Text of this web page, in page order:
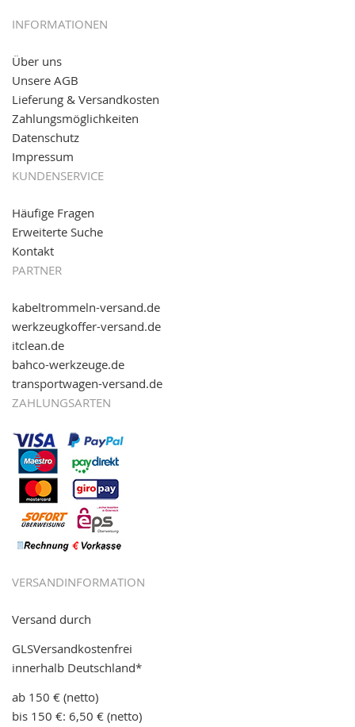
05.09.2016: NEUE Topseller bei
11.08.2016: Gerade entsteht unser "neuer"
Partnershop
Online-Shop für einfaches Transportieren. Einfach
reinschauen...
INFORMATIONEN
Über uns
Unsere AGB
Lieferung & Versandkosten
Zahlungsmöglichkeiten
Datenschutz
Impressum
KUNDENSERVICE
Häufige Fragen
Erweiterte Suche
Kontakt
PARTNER
kabeltrommeln-versand.de
werkzeugkoffer-versand.de
itclean.de
bahco-werkzeuge.de
transportwagen-versand.de
ZAHLUNGSARTEN
VERSANDINFORMATION
Versand durch
GLSVersandkostenfrei
innerhalb Deutschland*
ab 150 € (netto)
bis 150 €: 6,50 € (netto)